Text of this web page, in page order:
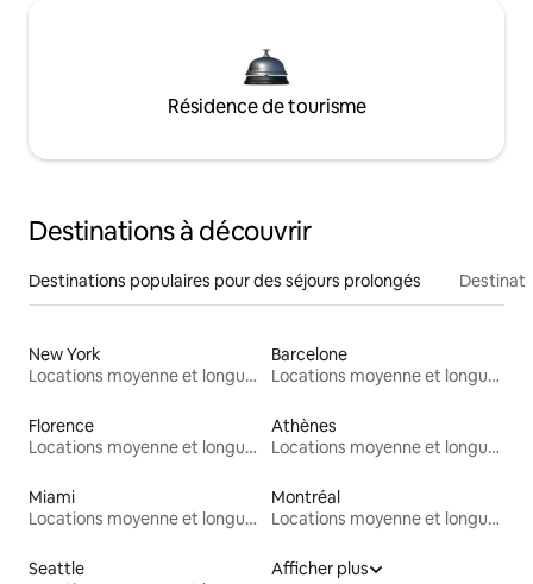
Résidence de tourisme
Destinations à découvrir
Destinations populaires pour des séjours prolongés
New York
Locations moyenne et longue durée
Barcelone
Locations moyenne et longue durée
Florence
Locations moyenne et longue durée
Athènes
Locations moyenne et longue durée
Miami
Locations moyenne et longue durée
Montréal
Locations moyenne et longue durée
Seattle
Afficher plus